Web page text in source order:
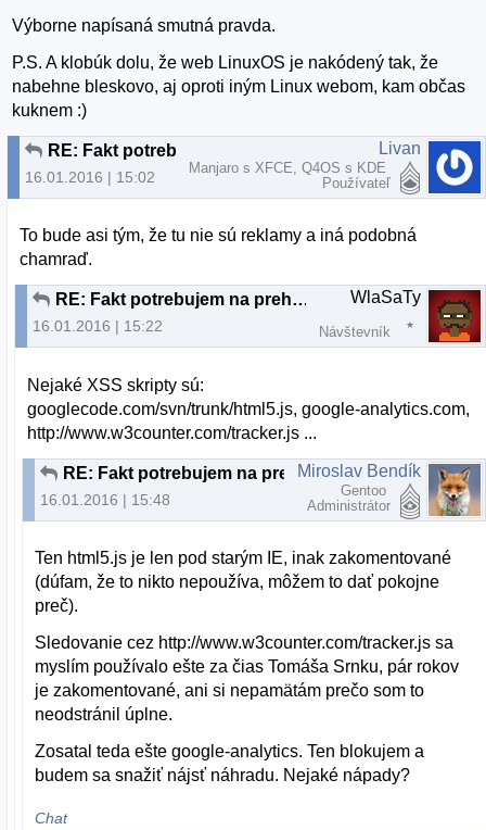
Výborne napísaná smutná pravda.
P.S. A klobúk dolu, že web LinuxOS je nakódený tak, že
nabehne bleskovo, aj oproti iným Linux webom, kam občas
kuknem :)
16.01.2016 | 15:02
Livan
Manjaro s XFCE, Q4OS s KDE
Používateľ
To bude asi tým, že tu nie sú reklamy a iná podobná
chamraď.
RE: Fakt potrebujem na prehliadanie webu nový počítač?
16.01.2016 | 15:22
WlaSaTy
Návštevník
Nejaké XSS skripty sú:
googlecode.com/svn/trunk/html5.js, google-analytics.com,
http://www.w3counter.com/tracker.js ...
RE: Fakt potrebujem na prehliadanie webu nový počítač?
16.01.2016 | 15:48
Miroslav Bendík
Gentoo
Administrátor
Ten html5.js je len pod starým IE, inak zakomentované
(dúfam, že to nikto nepoužíva, môžem to dať pokojne
preč).
Sledovanie cez http://www.w3counter.com/tracker.js sa
myslím používalo ešte za čias Tomáša Srnku, pár rokov
je zakomentované, ani si nepamätám prečo som to
neodstránil úplne.
Zosatal teda ešte google-analytics. Ten blokujem a
budem sa snažiť nájsť náhradu. Nejaké nápady?
Chat